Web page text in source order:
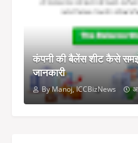
कंपनी की बैलेंस शीट कैसे
जानकारी
By Manoj, ICCBizNews